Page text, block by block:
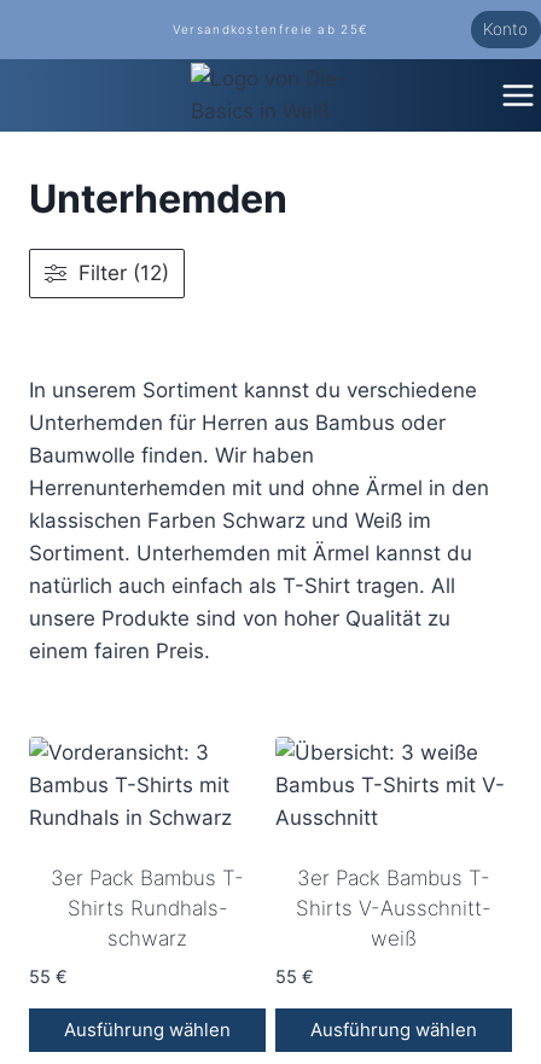
Versandkostenfreie ab 25€ Konto
Unterhemden
Filter (12)
In unserem Sortiment kannst du verschiedene
Unterhemden für Herren aus Bambus oder
Baumwolle finden. Wir haben
Herrenunterhemden mit und ohne Ärmel in den
klassischen Farben Schwarz und Weiß im
Sortiment. Unterhemden mit Ärmel kannst du
natürlich auch einfach als T-Shirt tragen. All
unsere Produkte sind von hoher Qualität zu
einem fairen Preis.
3er Pack Bambus T-
Shirts Rundhals-
schwarz
55 €
Ausführung wählen
3er Pack Bambus T-
Shirts V-Ausschnitt-
weiß
55 €
Ausführung wählen